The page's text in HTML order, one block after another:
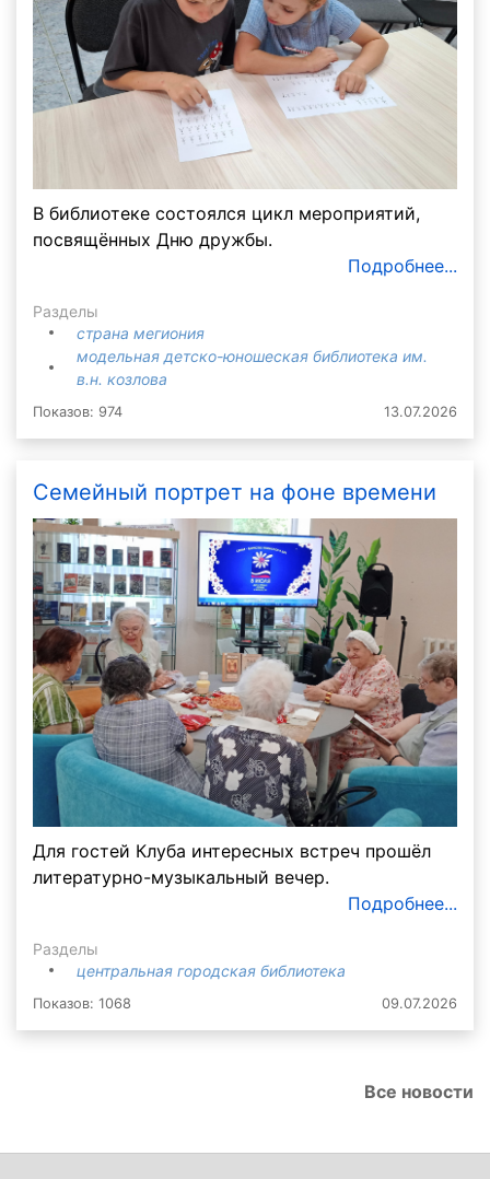
В библиотеке состоялся цикл мероприятий,
посвящённых Дню дружбы.
Подробнее...
Разделы
страна мегиония
модельная детско-юношеская библиотека им.
в.н. козлова
Показов: 974 13.07.2026
Семейный портрет на фоне времени
Для гостей Клуба интересных встреч прошёл
литературно-музыкальный вечер.
Подробнее...
Разделы
центральная городская библиотека
Показов: 1068 09.07.2026
Все новости